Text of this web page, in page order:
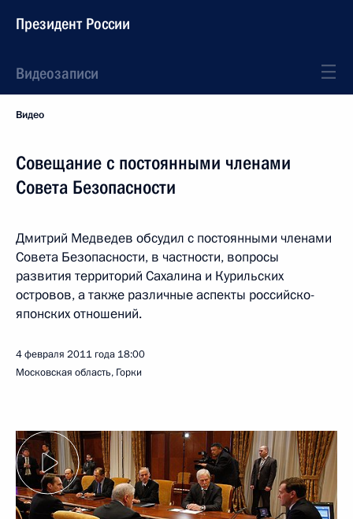
Президент России
Видеозаписи
Видео
Совещание с постоянными членами
Совета Безопасности
Дмитрий Медведев обсудил с постоянными членами
Совета Безопасности, в частности, вопросы
развития территорий Сахалина и Курильских
островов, а также различные аспекты российско-
японских отношений.
4 февраля 2011 года 18:00
Московская область, Горки